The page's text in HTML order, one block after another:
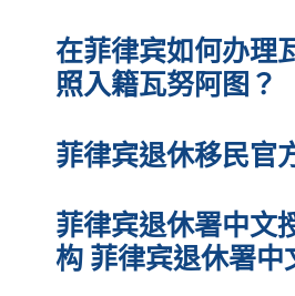
在菲律宾如何办理
照入籍瓦努阿图？
菲律宾退休移民官
菲律宾退休署中文
构 菲律宾退休署中